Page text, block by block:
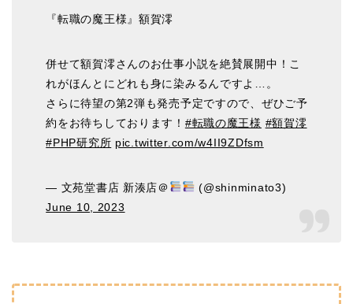
『転職の魔王様』額賀澪
併せて額賀澪さんのお仕事小説を絶賛展開中！こ
れがほんとにどれも身に染みるんですよ…。
さらに待望の第2弾も発売予定ですので、ぜひご予
約をお待ちしております！ #転職の魔王様 #額賀澪
#PHP研究所 pic.twitter.com/w4II9ZDfsm
— 文苑堂書店 新湊店＠
(@shinminato3)
June 10, 2023